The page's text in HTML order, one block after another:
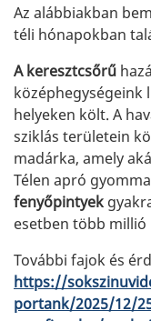
Az alábbiakban
téli hónapokban
A keresztcsőrű
középhegységeink
helyeken költ. A
sziklás területein
madárka, amely
Télen apró
fenyőpintyek
esetben több millió
További fajok és
https://
portank/2025/12/